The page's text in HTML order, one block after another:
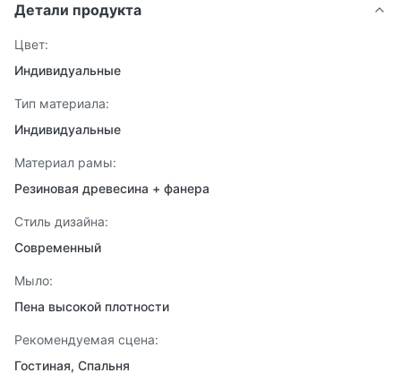
Детали продукта
Цвет:
Индивидуальные
Тип материала:
Индивидуальные
Материал рамы:
Резиновая древесина + фанера
Стиль дизайна:
Современный
Мыло:
Пена высокой плотности
Рекомендуемая сцена:
Гостиная, Спальня